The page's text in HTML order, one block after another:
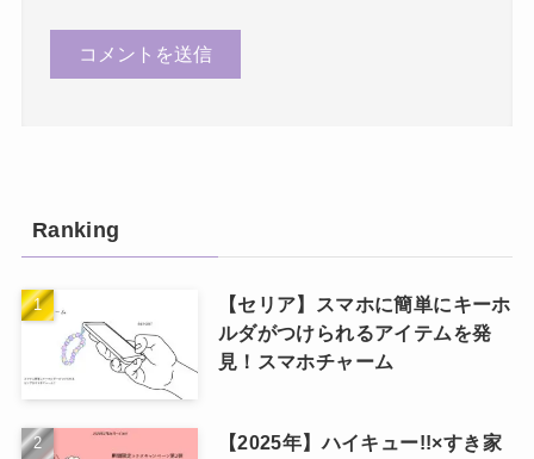
Ranking
【セリア】スマホに簡単にキーホ
ルダがつけられるアイテムを発
見！スマホチャーム
【2025年】ハイキュー!!×すき家